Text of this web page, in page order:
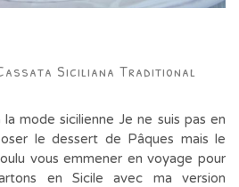
Siciliana Traditional
mode sicilienne Je ne suis pas en
le dessert de Pâques mais le
vous emmener en voyage pour
en Sicile avec ma version